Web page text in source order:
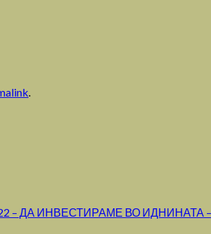
.
– ДА ИНВЕСТИРАМЕ ВО